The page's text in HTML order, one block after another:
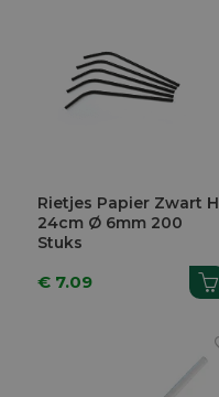
Rietjes Papier Zwart H
24cm Ø 6mm 200
Stuks
€ 7.09